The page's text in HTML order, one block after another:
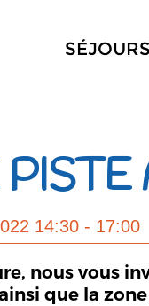
SÉJOURS
14:30 - 17:00
nous vous
que la